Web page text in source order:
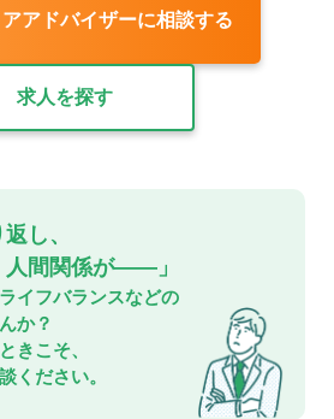
アドバイザーに相談する
求人を探す
し、
人間関係が——」
イフバランスなどの
か？
きこそ、
ください。